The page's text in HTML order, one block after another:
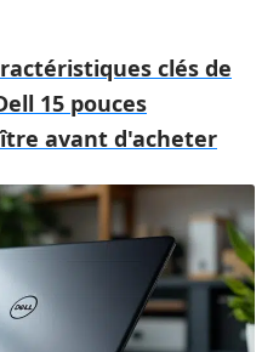
clés de
15 pouces
avant d'acheter